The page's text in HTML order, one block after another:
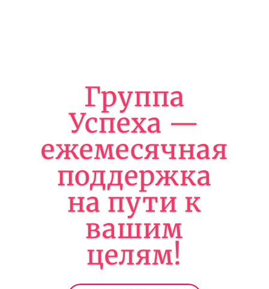
Группа
Успеха —
ежемесячная
поддержка
на пути к
вашим
целям!